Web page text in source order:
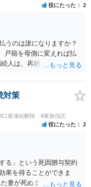
役にたった 2
うのは誰になりますか？
戸籍を母側に変えれば払
人は、再婚相手とご相談
だし、お父様が亡くなっ
にて「相続放棄」の手続
対策
口座凍結解除 #家族信託
役にたった 2
る」という死因贈与契約
果を得ることができま
妻が死ぬまで家に住み続